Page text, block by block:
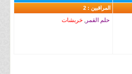
المراقبين : 2
حلم القمر , خربشات